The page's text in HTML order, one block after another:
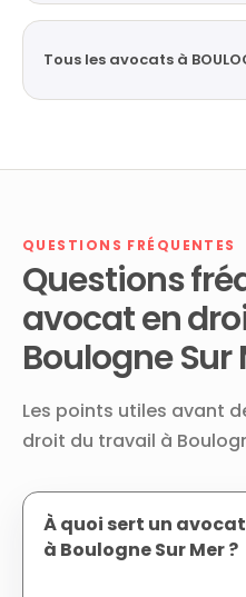
Tous les avocats à
QUESTIONS FRÉQUENTES
Questions
avocat en
Boulogne Sur
Les points utiles avant
droit du travail à
À quoi sert un
à Boulogne Sur Mer ?